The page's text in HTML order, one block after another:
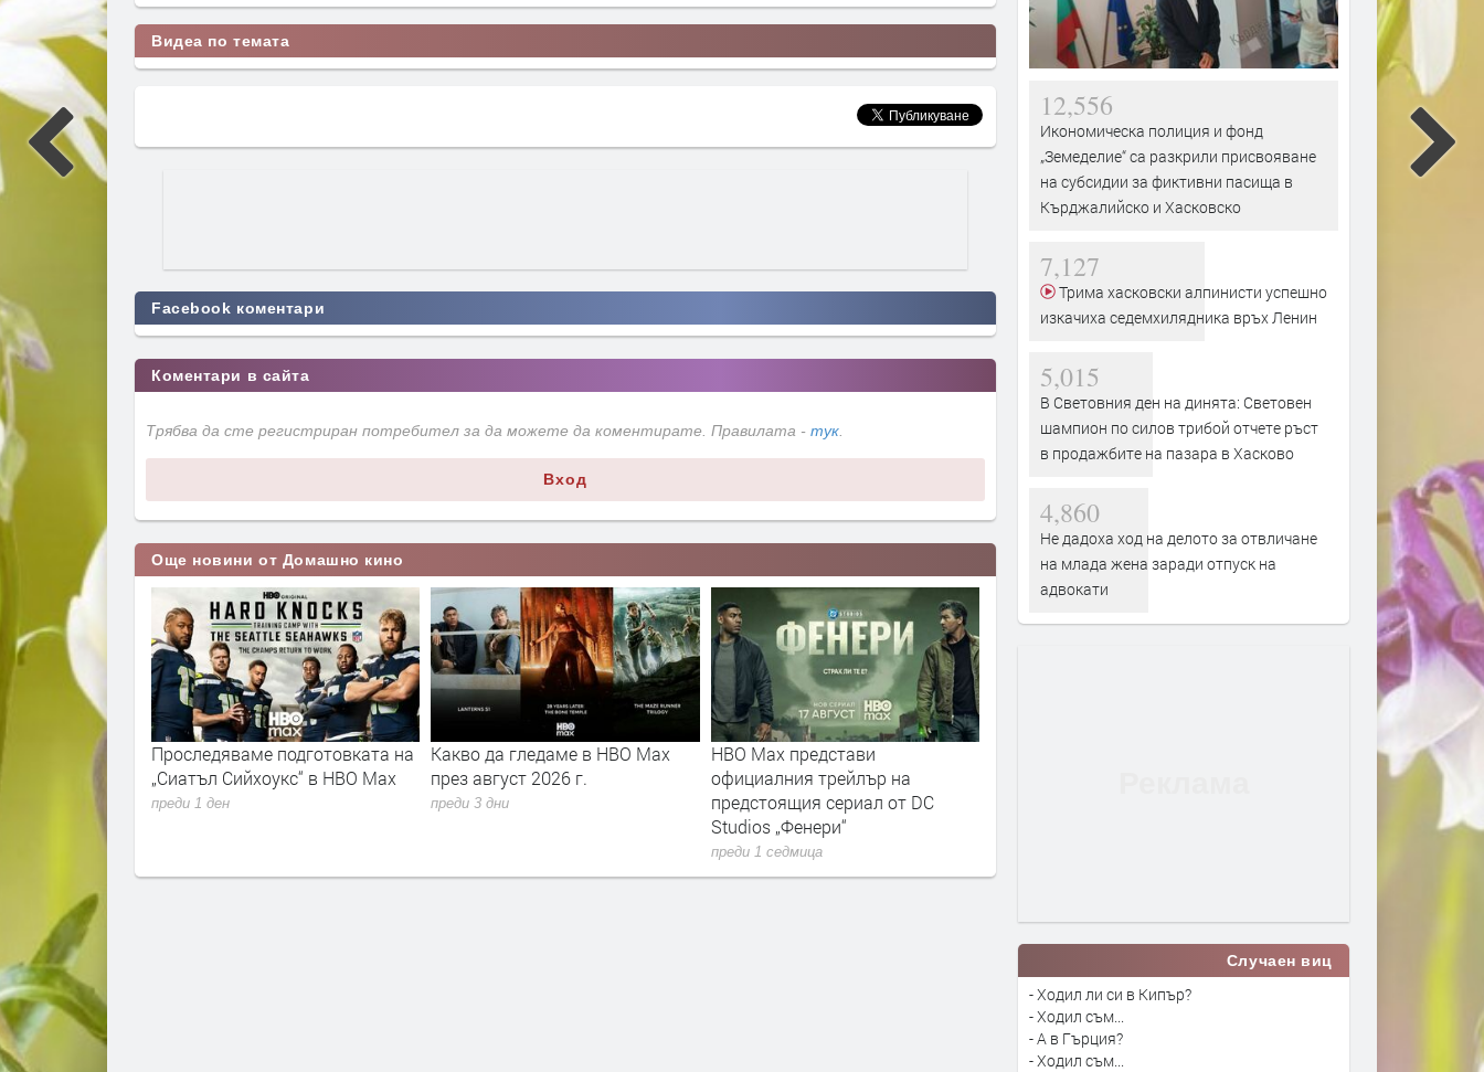
Видеа по темата
Facebook коментари
Коментари в сайта
Трябва да сте регистриран потребител за да можете да коментирате. Правилата - тук.
Вход
Още новини от Домашно кино
за любовта“
Проследяваме подготовката на
„Сиатъл Сийхоукс“ в HBO Max
преди 1 ден
Какво да гледаме в HBO Max
през август 2026 г.
преди 3 дни
HBO Max представи
официалния трейлър на
предстоящия сериал от DC
Studios „Фенери“
преди 1 седмица
„Mortal Kombat II:
стрийминг премиера на
12,556
Икономическа полиция и фонд
„Земеделие“ са разкрили присвояване
на субсидии за фиктивни пасища в
Кърджалийско и Хасковско
7,127
Трима хасковски алпинисти успешно
изкачиха седемхилядника връх Ленин
5,015
В Световния ден на динята: Световен
шампион по силов трибой отчете ръст
в продажбите на пазара в Хасково
4,860
Не дадоха ход на делото за отвличане
на млада жена заради отпуск на
адвокати
Случаен виц
- Ходил ли си в Кипър?
- Ходил съм...
- А в Гърция?
- Ходил съм...